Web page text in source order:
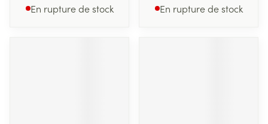
En rupture de stock En rupture de stock